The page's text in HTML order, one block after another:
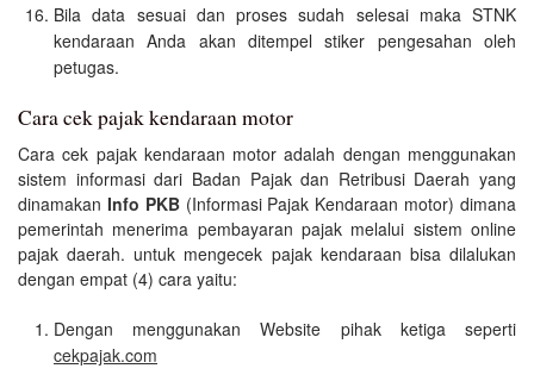
Bila data sesuai dan proses sudah selesai maka STNK
kendaraan Anda akan ditempel stiker pengesahan oleh
petugas.
Cara cek pajak kendaraan motor
Cara cek pajak kendaraan motor adalah dengan menggunakan
sistem informasi dari Badan Pajak dan Retribusi Daerah yang
dinamakan Info PKB(Informasi Pajak Kendaraan motor) dimana
pemerintah menerima pembayaran pajak melalui sistem online
pajak daerah. untuk mengecek pajak kendaraan bisa dilalukan
dengan empat (4) cara yaitu:
Dengan menggunakan Website pihak ketiga seperti
cekpajak.com